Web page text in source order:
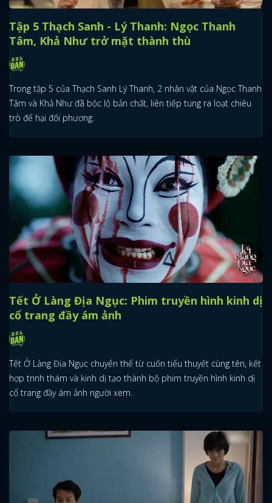
Tập 5 Thạch Sanh - Lý Thanh: Ngọc Thanh
Tâm, Khả Như trở mặt thành thù
Trong tập 5 của Thạch Sanh Lý Thanh, 2 nhân vật của Ngọc Thanh
Tâm và Khả Như đã bộc lộ bản chất, liên tiếp tung ra loạt chiêu
trò để hại đối phương.
Tết Ở Làng Địa Ngục: Phim truyền hình kinh dị
cổ trang đầy ám ảnh
Tết Ở Làng Địa Ngục chuyển thể từ cuốn tiểu thuyết cùng tên, kết
hợp trinh thám và kinh dị tạo thành bộ phim truyền hình kinh dị
cổ trang đầy ám ảnh người xem.